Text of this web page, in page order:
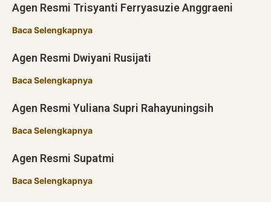
Agen Resmi Trisyanti Ferryasuzie Anggraeni
Baca Selengkapnya
Agen Resmi Dwiyani Rusijati
Baca Selengkapnya
Agen Resmi Yuliana Supri Rahayuningsih
Baca Selengkapnya
Agen Resmi Supatmi
Baca Selengkapnya